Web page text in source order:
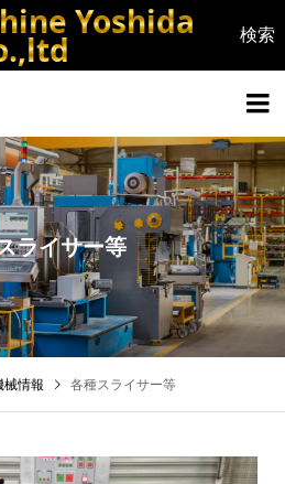
Yoshida


ライサー等
械情報 各種スライサー等